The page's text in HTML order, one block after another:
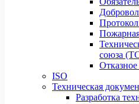
союза
ISO
Техническая
Разработка